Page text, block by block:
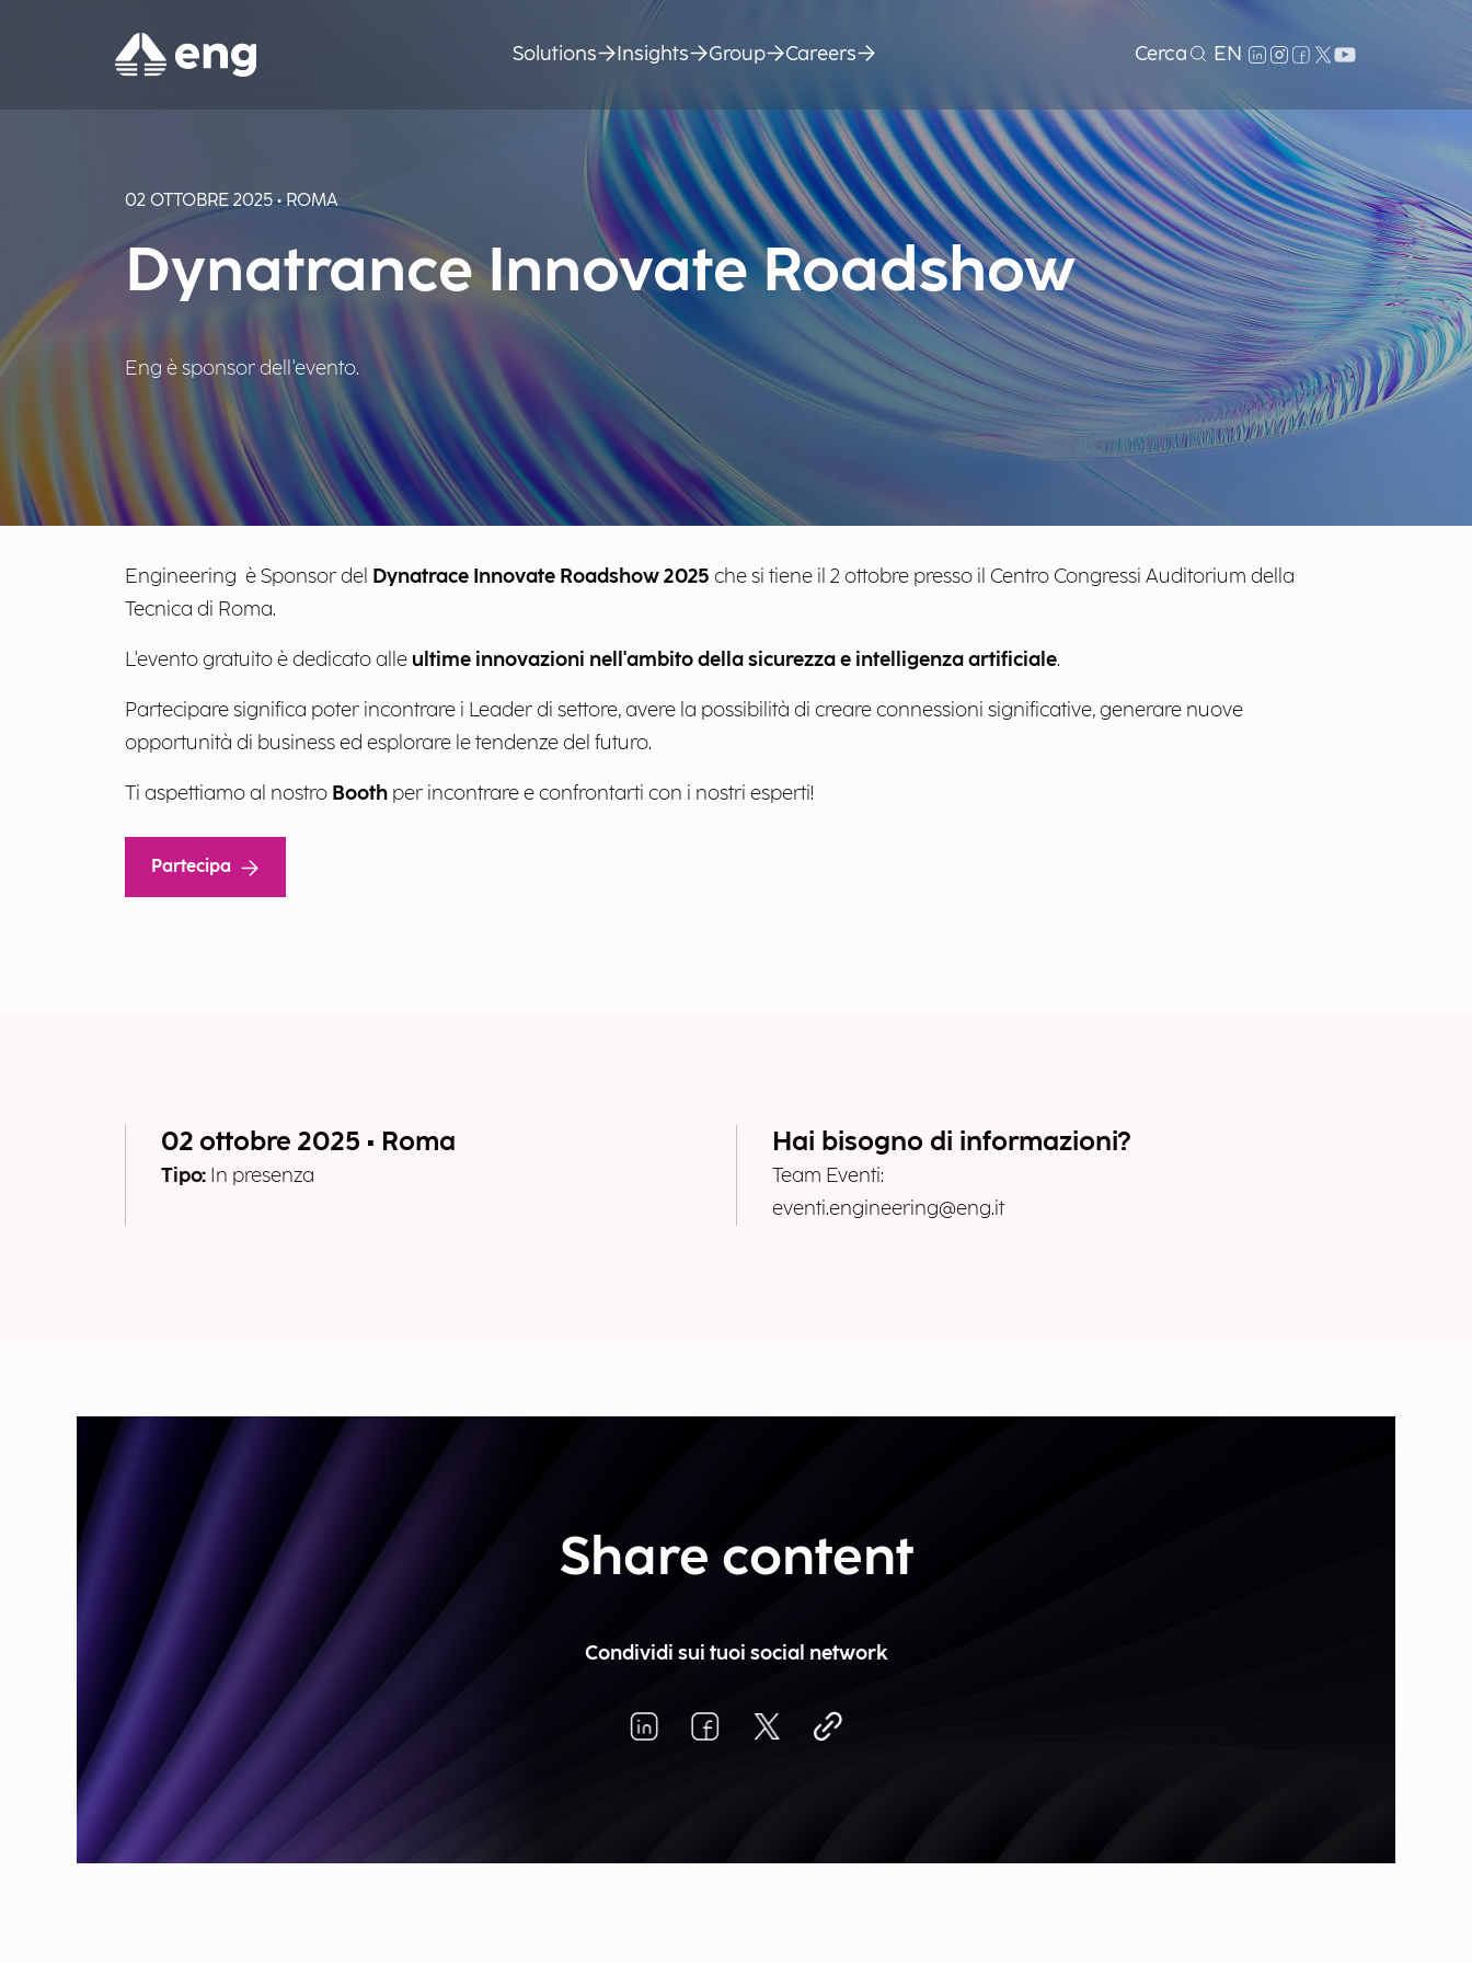
02 OTTOBRE 2025 • ROMA
Dynatrance Innovate Roadshow
Eng è sponsor dell'evento.
Engineering è Sponsor del Dynatrace Innovate Roadshow 2025 che si tiene il 2 ottobre presso il Centro Congressi Auditorium della
Tecnica di Roma.
L'evento gratuito è dedicato alle ultime innovazioni nell'ambito della sicurezza e intelligenza artificiale.
Partecipare significa poter incontrare i Leader di settore, avere la possibilità di creare connessioni significative, generare nuove
opportunità di business ed esplorare le tendenze del futuro.
Ti aspettiamo al nostro Booth per incontrare e confrontarti con i nostri esperti!
Partecipa
02 ottobre 2025 • Roma
Tipo: In presenza
Hai bisogno di informazioni?
Team Eventi:
eventi.engineering@eng.it
Share content
Condividi sui tuoi social network
Solutions Insights Group Careers Cerca EN